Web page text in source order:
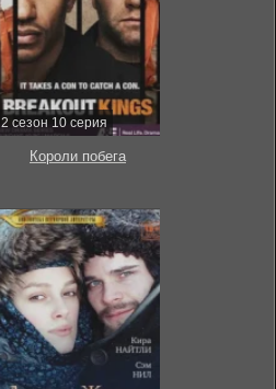
2 сезон 10 серия
Короли побега